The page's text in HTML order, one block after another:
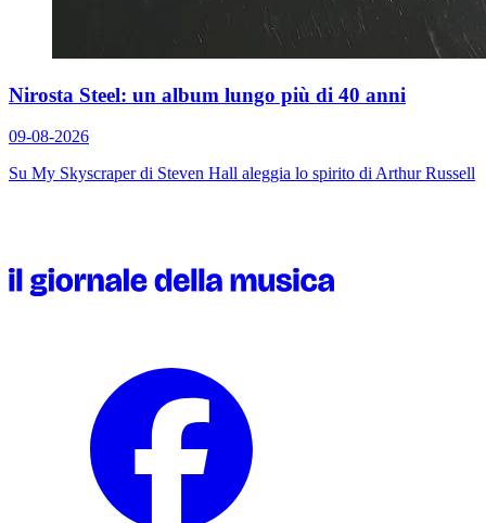
Nirosta Steel: un album lungo più di 40 anni
09-08-2026
Su My Skyscraperdi Steven Hall aleggia lo spirito di Arthur Russell